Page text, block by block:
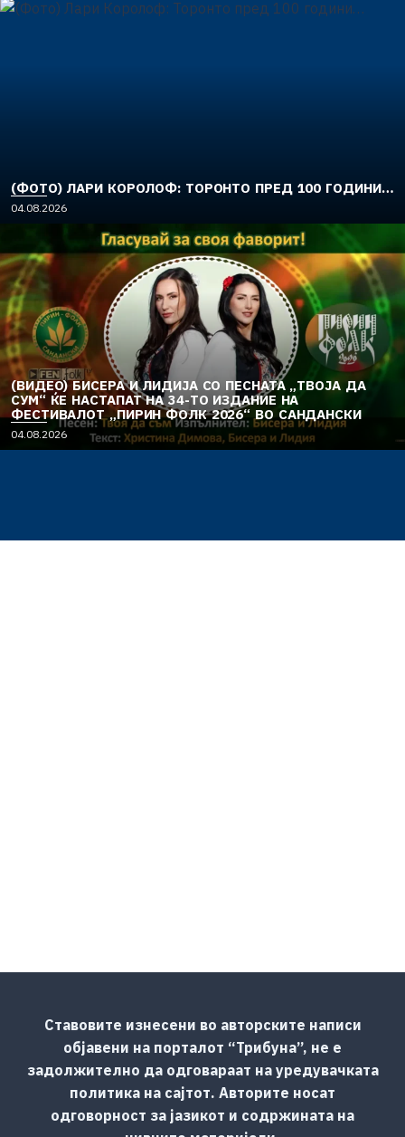
(ФОТО) ЛАРИ КОРОЛОФ: ТОРОНТО ПРЕД 100 ГОДИНИ…
04.08.2026
(ВИДЕО) БИСЕРА И ЛИДИЈА СО ПЕСНАТА „ТВОЈА ДА
СУМ“ ЌЕ НАСТАПАТ НА 34-ТО ИЗДАНИЕ НА
ФЕСТИВАЛОТ „ПИРИН ФОЛК 2026“ ВО САНДАНСКИ
04.08.2026
Ставовите изнесени во авторските написи
објавени на порталот “Трибуна”, не е
задолжително да одговараат на уредувачката
политика на сајтот. Авторите носат
одговорност за јазикот и содржината на